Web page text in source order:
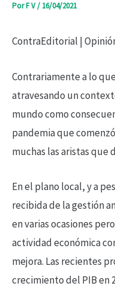
PorF V/ 16/04/2021
ContraEditorial |
Contrariamente a lo
atravesando un
mundo como
pandemia que
muchas las aristas que
En el plano local, y a
recibida de la gestión
en varias ocasiones
actividad económica
mejora. Las recientes
crecimiento del PIB en